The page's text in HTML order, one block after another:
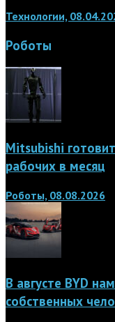
Технологии,
Роботы
Mitsubishi
рабочих в месяц
Роботы, 08.08.2026
В августе BYD
собственных